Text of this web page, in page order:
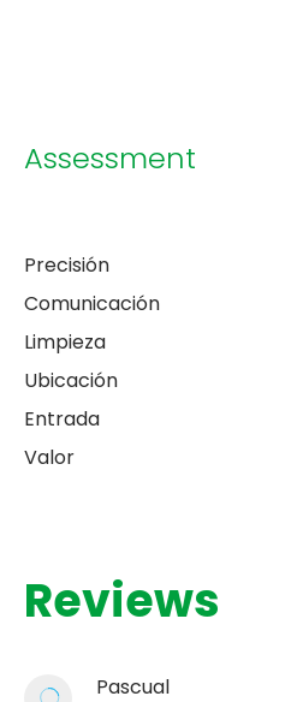
Assessment
Precisión
Comunicación
Limpieza
Ubicación
Entrada
Valor
Reviews
Pascual